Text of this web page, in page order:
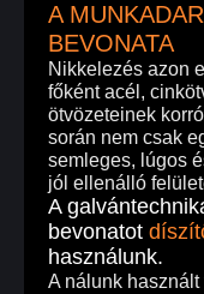
A
BEVONATA
Nikkelezés azon
főként acél,
ötvözeteinek
során nem csak
semleges, lúgos
jól ellenálló
A
bevonatot
használunk.
A nálunk